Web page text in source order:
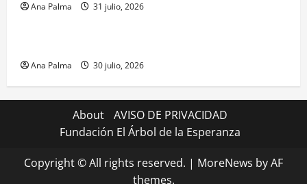
Ana Palma 31 julio, 2026
MEXICO
Ana Palma 30 julio, 2026
About
AVISO DE PRIVACIDAD
Fundación El Árbol de la Esperanza
Copyright © All rights reserved. | MoreNews by AF
themes.